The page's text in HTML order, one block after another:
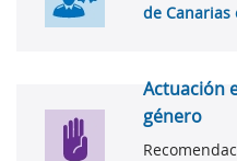
de
Actuación
género